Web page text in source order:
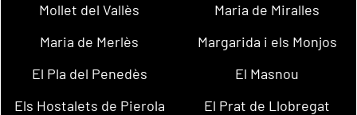
Mollet del Vallès
Maria de Miralles
Maria de Merlès
Margarida i els Monjos
El Pla del Penedès
El Masnou
Els Hostalets de Pierola
El Prat de Llobregat